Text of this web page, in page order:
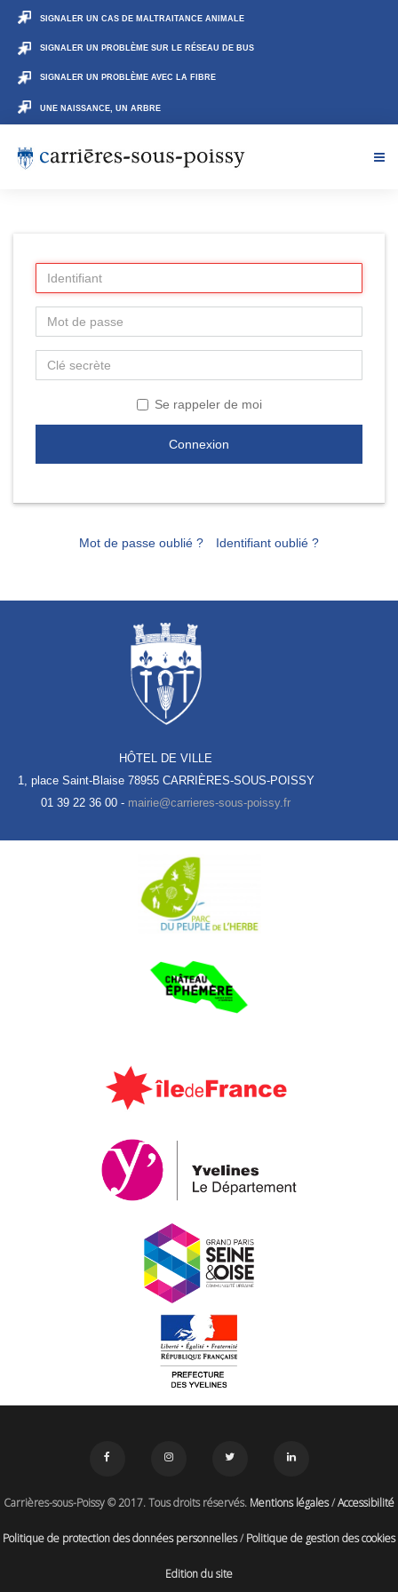
SIGNALER UN CAS DE MALTRAITANCE ANIMALE
SIGNALER UN PROBLÈME SUR LE RÉSEAU DE BUS
SIGNALER UN PROBLÈME AVEC LA FIBRE
UNE NAISSANCE, UN ARBRE
Se rappeler de moi
Connexion
Mot de passe oublié ? Identifiant oublié ?
HÔTEL DE VILLE
1, place Saint-Blaise 78955 CARRIÈRES-SOUS-POISSY
01 39 22 36 00 -
Carrières-sous-Poissy © 2017. Tous droits réservés. Mentions légales/Accessibilité
Politique de protection des données personnelles/Politique de gestion des cookies
Edition du site